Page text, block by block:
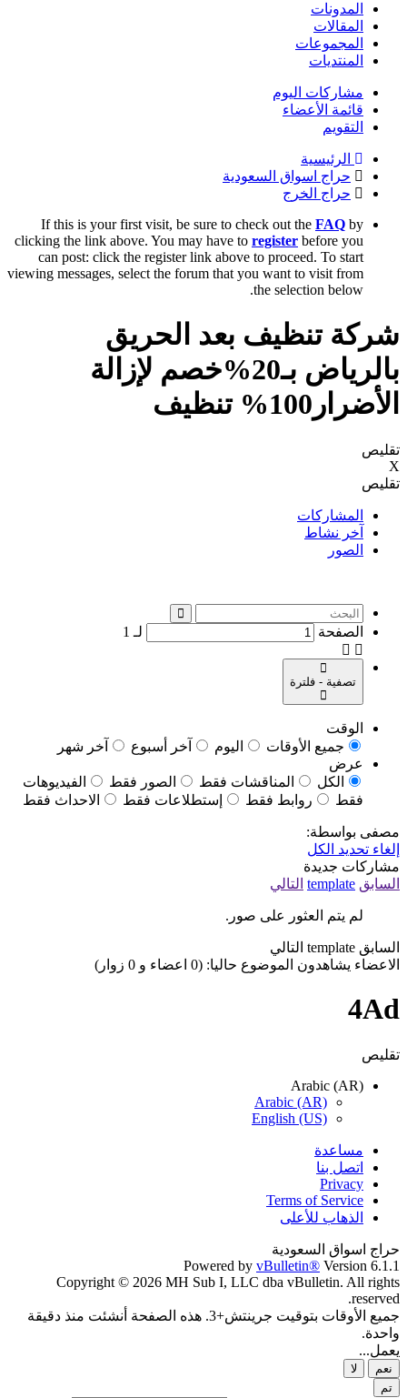
المدونات
المقالات
المجموعات
المنتديات
مشاركات اليوم
قائمة الأعضاء
التقويم
الرئيسية
حراج اسواق السعودية
حراج الخرج
If this is your first visit, be sure to check out the FAQ by
clicking the link above. You may have to register before you
can post: click the register link above to proceed. To start
viewing messages, select the forum that you want to visit from
the selection below.
شركة تنظيف بعد الحريق
بالرياض بـ20%خصم لإزالة
الأضرار100% تنظيف
تقليص
X
تقليص
المشاركات
آخر نشاط
الصور
الصفحة لـ 1
تصفية - فلترة
الوقت
جميع الأوقات
اليوم آخر أسبوع
آخر شهر
عرض
الكل
المناقشات فقط الصور فقط
الفيديوهات
فقط
روابط فقط إستطلاعات فقط الاحداث فقط
مصفى بواسطة:
إلغاء تحديد الكل
مشاركات جديدة
السابق template التالي
لم يتم العثور على صور.
السابق template التالي
الاعضاء يشاهدون الموضوع حاليا: (0 اعضاء و 0 زوار)
4Ad
تقليص
Arabic (AR)
Arabic (AR)
English (US)
مساعدة
اتصل بنا
Privacy
Terms of Service
الذهاب للأعلى
حراج اسواق السعودية
Powered by vBulletin® Version 6.1.1
Copyright © 2026 MH Sub I, LLC dba vBulletin. All rights
reserved.
جميع الأوقات بتوقيت جرينتش+3. هذه الصفحة أنشئت منذ دقيقة
واحدة.
يعمل...
نعم
لا
تم